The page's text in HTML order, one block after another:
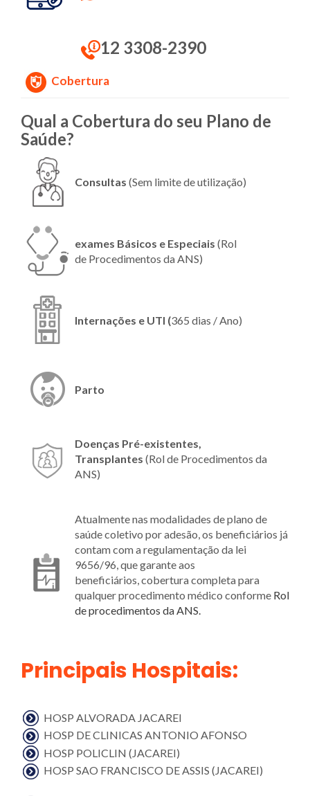
12 3308-2390
Cobertura
Qual a Cobertura do seu Plano de
Saúde?
Consultas (Sem limite de utilização)
exames Básicos e Especiais (Rol
de Procedimentos da ANS)
Internações e UTI (365 dias / Ano)
Parto
Doenças Pré-existentes,
Transplantes (Rol de Procedimentos da
ANS)
Atualmente nas modalidades de plano de
saúde coletivo por adesão, os beneficiários já
contam com a regulamentação da lei
9656/96, que garante aos
beneficiários, cobertura completa para
qualquer procedimento médico conforme Rol
de procedimentos da ANS.
Principais Hospitais:
HOSP ALVORADA JACAREI
HOSP DE CLINICAS ANTONIO AFONSO
HOSP POLICLIN (JACAREI)
HOSP SAO FRANCISCO DE ASSIS (JACAREI)